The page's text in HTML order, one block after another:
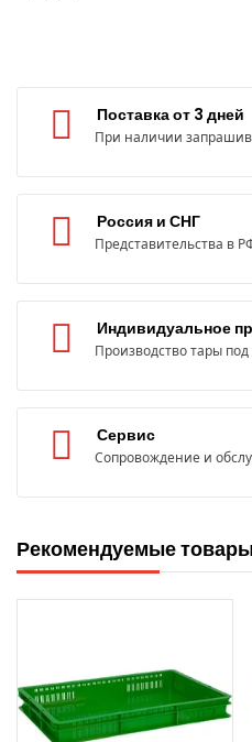
Поставка от 3 дней
При наличии
Россия и СНГ
Представительства в
Индивидуальное
Производство тары под
Сервис
Сопровождение и
Рекомендуемые